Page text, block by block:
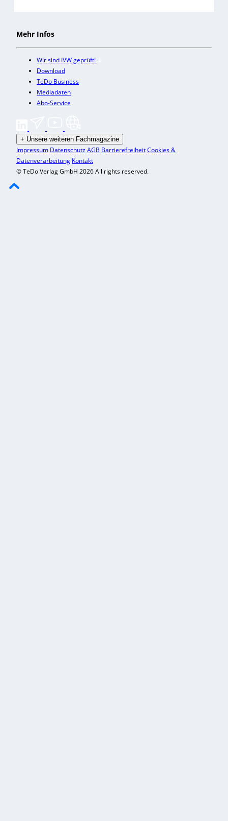
Mehr Infos
Wir sind IVW geprüft!
Download
TeDo Business
Mediadaten
Abo-Service
+ Unsere weiteren Fachmagazine
Impressum DatenschutzAGB BarrierefreiheitCookies &
Datenverarbeitung Kontakt
© TeDo Verlag GmbH 2026 All rights reserved.